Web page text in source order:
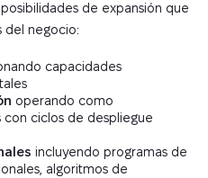
de expansión que
del negocio:
capacidades
operando como
ciclos de despliegue
incluyendo programas de
algoritmos de